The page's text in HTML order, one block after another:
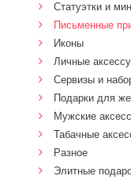
Статуэтки и
Письменные
Иконы
Личные
Сервизы и
Подарки для
Мужские
Табачные
Разное
Элитные